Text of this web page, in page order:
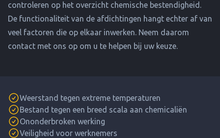
controleren op het overzicht chemische bestendigheid .
De functionaliteit van de afdichtingen hangt echter af van
veel factoren die op elkaar inwerken. Neem daarom
contact met ons op om u te helpen bij uw keuze.
Weerstand tegen extreme temperaturen
Bestand tegen een breed scala aan chemicaliën
Ononderbroken werking
Veiligheid voor werknemers